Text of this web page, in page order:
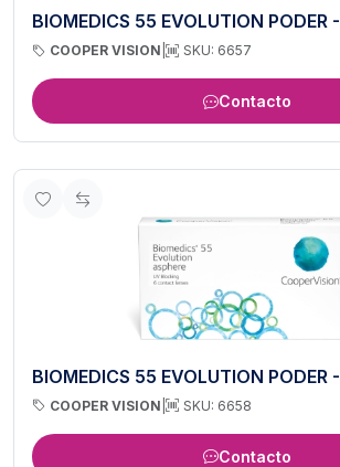
BIOMEDICS 55 EVOLUTION
COOPER VISION SKU: 6657
Contacto
BIOMEDICS 55 EVOLUTION
COOPER VISION SKU: 6658
Contacto